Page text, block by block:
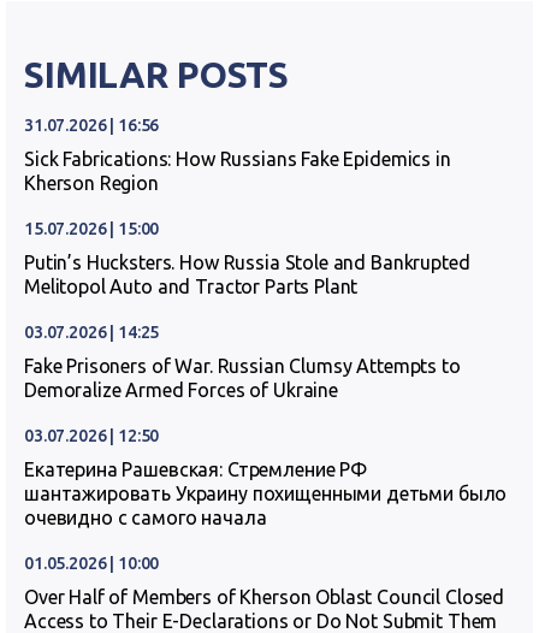
SIMILAR POSTS
31.07.2026 | 16:56
Sick Fabrications: How Russians Fake Epidemics in
Kherson Region
15.07.2026 | 15:00
Putin’s Hucksters. How Russia Stole and Bankrupted
Melitopol Auto and Tractor Parts Plant
03.07.2026 | 14:25
Fake Prisoners of War. Russian Clumsy Attempts to
Demoralize Armed Forces of Ukraine
03.07.2026 | 12:50
Екатерина Рашевская: Стремление РФ
шантажировать Украину похищенными детьми было
очевидно с самого начала
01.05.2026 | 10:00
Over Half of Members of Kherson Oblast Council Closed
Access to Their E-Declarations or Do Not Submit Them